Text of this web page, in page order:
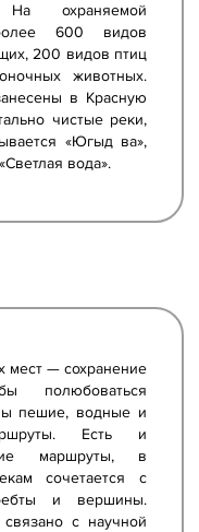
На охраняемой
600 видов
200 видов птиц
животных.
в Красную
чистые реки,
«Югыд ва»,
вода».
мест — сохранение
полюбоваться
пешие, водные и
Есть и
маршруты, в
сочетается с
и вершины.
с научной